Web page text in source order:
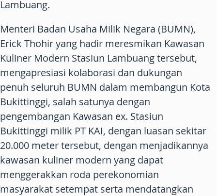
Lambuang.
Menteri Badan Usaha Milik Negara (BUMN),
Erick Thohir yang hadir meresmikan Kawasan
Kuliner Modern Stasiun Lambuang tersebut,
mengapresiasi kolaborasi dan dukungan
penuh seluruh BUMN dalam membangun Kota
Bukittinggi, salah satunya dengan
pengembangan Kawasan ex. Stasiun
Bukittinggi milik PT KAI, dengan luasan sekitar
20.000 meter tersebut, dengan menjadikannya
kawasan kuliner modern yang dapat
menggerakkan roda perekonomian
masyarakat setempat serta mendatangkan